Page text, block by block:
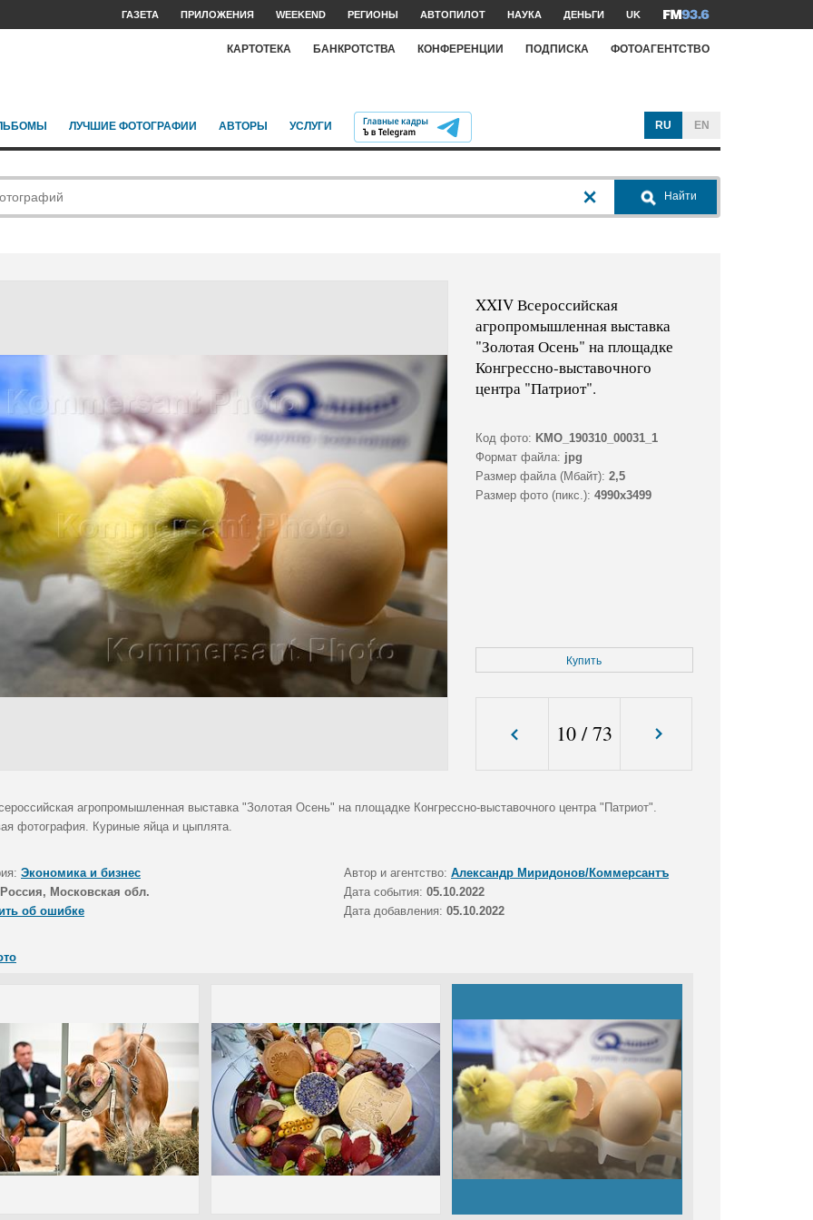
ГАЗЕТА ПРИЛОЖЕНИЯ WEEKEND РЕГИОНЫ АВТОПИЛОТ НАУКА ДЕНЬГИ UK
КАРТОТЕКА БАНКРОТСТВА КОНФЕРЕНЦИИ ПОДПИСКА ФОТОАГЕНТСТВО
ЛУЧШИЕ ФОТОГРАФИИ АВТОРЫ УСЛУГИ RU EN
Найти
XXIV Всероссийская
агропромышленная выставка
"Золотая Осень" на площадке
Конгрессно-выставочного
центра "Патриот".
Код фото: KMO_190310_00031_1
Формат файла: jpg
Размер файла (Мбайт): 2,5
Размер фото (пикс.): 4990x3499
Купить
10/73
агропромышленная выставка "Золотая Осень" на площадке Конгрессно-выставочного центра "Патриот".
фотография. Куриные яйца и цыплята.
Экономика и бизнес Автор и агентство: Александр Миридонов/Коммерсантъ
Россия, Московская обл. Дата события: 05.10.2022
об ошибке
Дата добавления: 05.10.2022